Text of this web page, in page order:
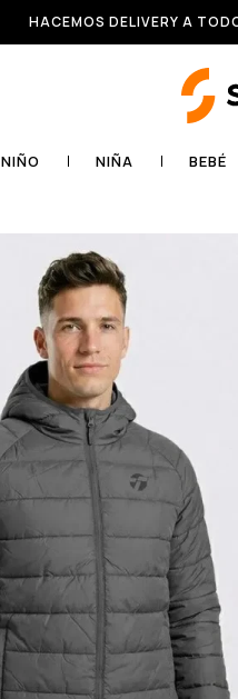
HACEMOS DELIVERY A
NIÑO NIÑA BEBÉ